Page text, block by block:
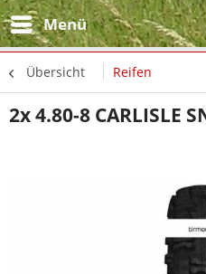
Menü
Übersicht Reifen
2x 4.80-8 CARLISLE